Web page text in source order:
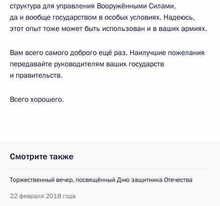
структура для управления Вооружёнными Силами,
да и вообще государством в особых условиях. Надеюсь,
этот опыт тоже может быть использован и в ваших армиях.
Вам всего самого доброго ещё раз. Наилучшие пожелания
передавайте руководителям ваших государств
и правительств.
Всего хорошего.
Смотрите также
Торжественный вечер, посвящённый Дню защитника Отечества
22 февраля 2018 года